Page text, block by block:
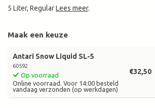
5 Liter, RegularLees meer.
Maak een keuze
Antari Snow Liquid SL-5
60592
Op voorraad
Online voorraad. Voor 14:00 besteld
vandaag verzonden (op werkdagen)
€32,50